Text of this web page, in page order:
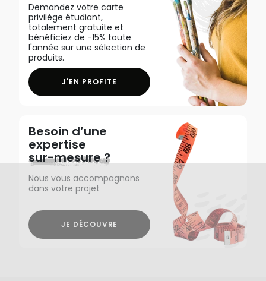
Demandez votre carte
privilège étudiant,
totalement gratuite et
bénéficiez de -15% toute
l'année sur une sélection de
produits.
J'EN PROFITE
Besoin d’une
expertise
sur-mesure ?
Nous vous accompagnons
dans votre projet
JE DÉCOUVRE